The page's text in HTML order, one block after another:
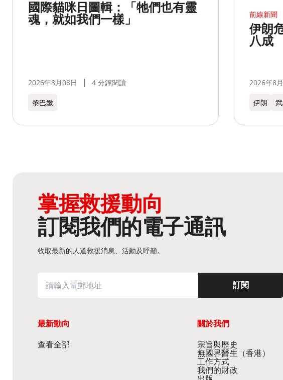
國際貓咪日圖輯：「牠們也有靈
魂，就如我們一樣」
2026年8月08日 4 分鐘閱讀
黎巴嫩​
前線新聞
伊朗
八成
2026年8
伊朗
掌握救援動向
訂閱我們的電子通訊
收取最新的人道救援消息、活動及呼籲。
訂閱
最新動向
查看全部
關於我們
宗旨與歷史​
無國界醫生（香港）​
工作方式
我們的財政